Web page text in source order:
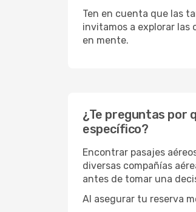
Ten en cuenta que las
invitamos a explorar las
en mente.
¿Te preguntas por
específico?
Encontrar pasajes
diversas compañías
antes de tomar una
Al asegurar tu reserva